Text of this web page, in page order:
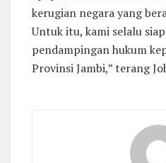
kerugian negara yang
Untuk itu, kami selalu
pendampingan hukum
Provinsi Jambi,” terang